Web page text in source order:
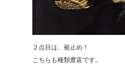
２点目は、裾止め！
こちらも種類豊富です。